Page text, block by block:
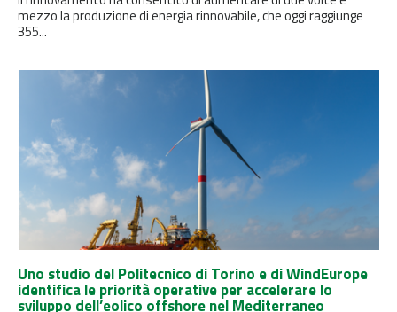
mezzo la produzione di energia rinnovabile, che oggi raggiunge
355...
Uno studio del Politecnico di Torino e di WindEurope
identifica le priorità operative per accelerare lo
sviluppo dell’eolico offshore nel Mediterraneo